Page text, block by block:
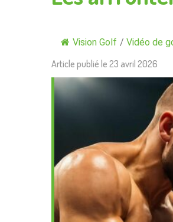
Vision Golf / Vidéo de
Article publié le 23 avril 2026